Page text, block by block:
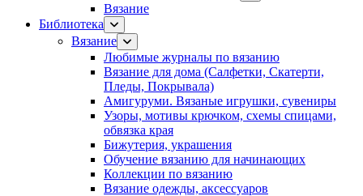
Вязание
Библиотека
Вязание
Любимые журналы по вязанию
Вязание для дома (Салфетки, Скатерти,
Пледы, Покрывала)
Амигуруми. Вязаные игрушки, сувениры
Узоры, мотивы крючком, схемы спицами,
обвязка края
Бижутерия, украшения
Обучение вязанию для начинающих
Коллекции по вязанию
Вязание одежды, аксессуаров